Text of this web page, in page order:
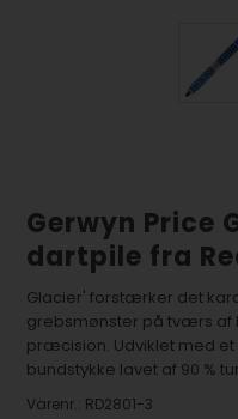
Gerwyn Price
dartpile fra
Glacier' forstærker det
grebsmønster på tværs
præcision. Udviklet med
bundstykke lavet af 90 %
Varenr.: RD2801-3